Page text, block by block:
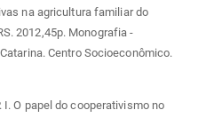
na agricultura familiar do
2012,45p. Monografia -
Centro Socioeconômico.
I. O papel do cooperativismo no